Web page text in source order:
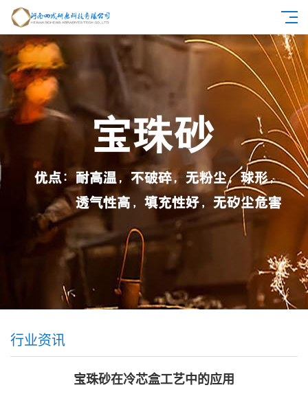
行业资讯
宝珠砂在冷芯盒工艺中的应用